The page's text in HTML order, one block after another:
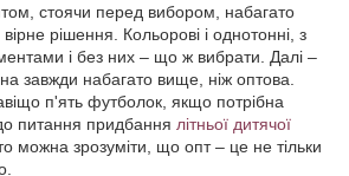
стоячи перед вибором, набагато
рішення. Кольорові і однотонні, з
і без них – що ж вибрати. Далі –
завжди набагато вище, ніж оптова.
п'ять футболок, якщо потрібна
питання придбання літньої дитячої
можна зрозуміти, що опт – це не тільки